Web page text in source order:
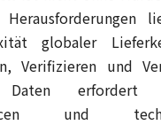
Herausforderungen
globaler
Verifizieren und
erfordert
und